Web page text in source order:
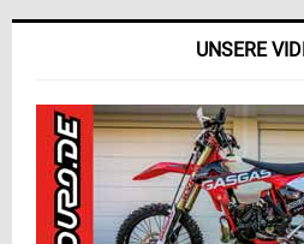
UNSERE